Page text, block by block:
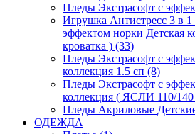
Пледы Экстрасофт с
Игрушка Антистресс 3 в
эффектом норки Детская
кроватка ) (33)
Пледы Экстрасофт с
коллекция 1.5 сп (8)
Пледы Экстрасофт с
коллекция ( ЯСЛИ 110/
Пледы Акриловые
ОДЕЖДА